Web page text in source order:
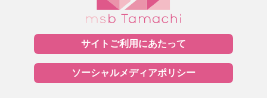
サイトご利用にあたって
ソーシャルメディアポリシー